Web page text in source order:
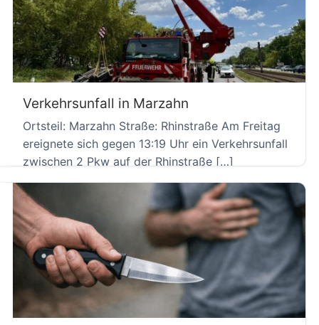
Verkehrsunfall in Marzahn
Ortsteil: Marzahn Straße: Rhinstraße Am Freitag
ereignete sich gegen 13:19 Uhr ein Verkehrsunfall
zwischen 2 Pkw auf der Rhinstraße […]